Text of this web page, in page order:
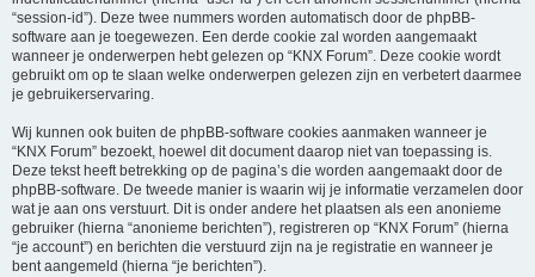
“session-id”). Deze twee nummers worden automatisch door de phpBB-
software aan je toegewezen. Een derde cookie zal worden aangemaakt
wanneer je onderwerpen hebt gelezen op “KNX Forum”. Deze cookie wordt
gebruikt om op te slaan welke onderwerpen gelezen zijn en verbetert daarmee
je gebruikerservaring.
Wij kunnen ook buiten de phpBB-software cookies aanmaken wanneer je
“KNX Forum” bezoekt, hoewel dit document daarop niet van toepassing is.
Deze tekst heeft betrekking op de pagina’s die worden aangemaakt door de
phpBB-software. De tweede manier is waarin wij je informatie verzamelen door
wat je aan ons verstuurt. Dit is onder andere het plaatsen als een anonieme
gebruiker (hierna “anonieme berichten”), registreren op “KNX Forum” (hierna
“je account”) en berichten die verstuurd zijn na je registratie en wanneer je
bent aangemeld (hierna “je berichten”).